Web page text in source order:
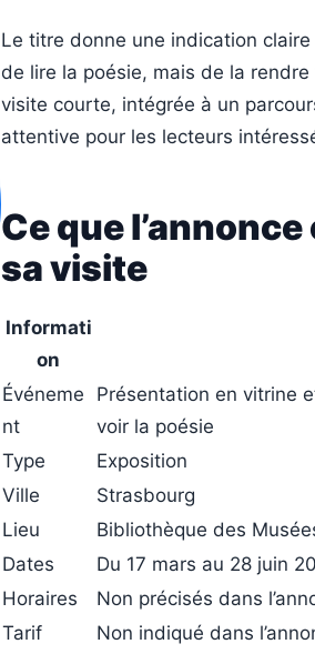
Le titre donne une indication
de lire la poésie, mais de la
visite courte, intégrée à un
attentive pour les lecteurs
Ce que
sa visite
Informati
on
Événeme
nt
Présentation en vitrine
voir la poésie
Type
Exposition
Ville
Strasbourg
Lieu
Bibliothèque des
Dates
Du 17 mars au 28 juin
Horaires
Non précisés dans
Tarif
Non indiqué dans